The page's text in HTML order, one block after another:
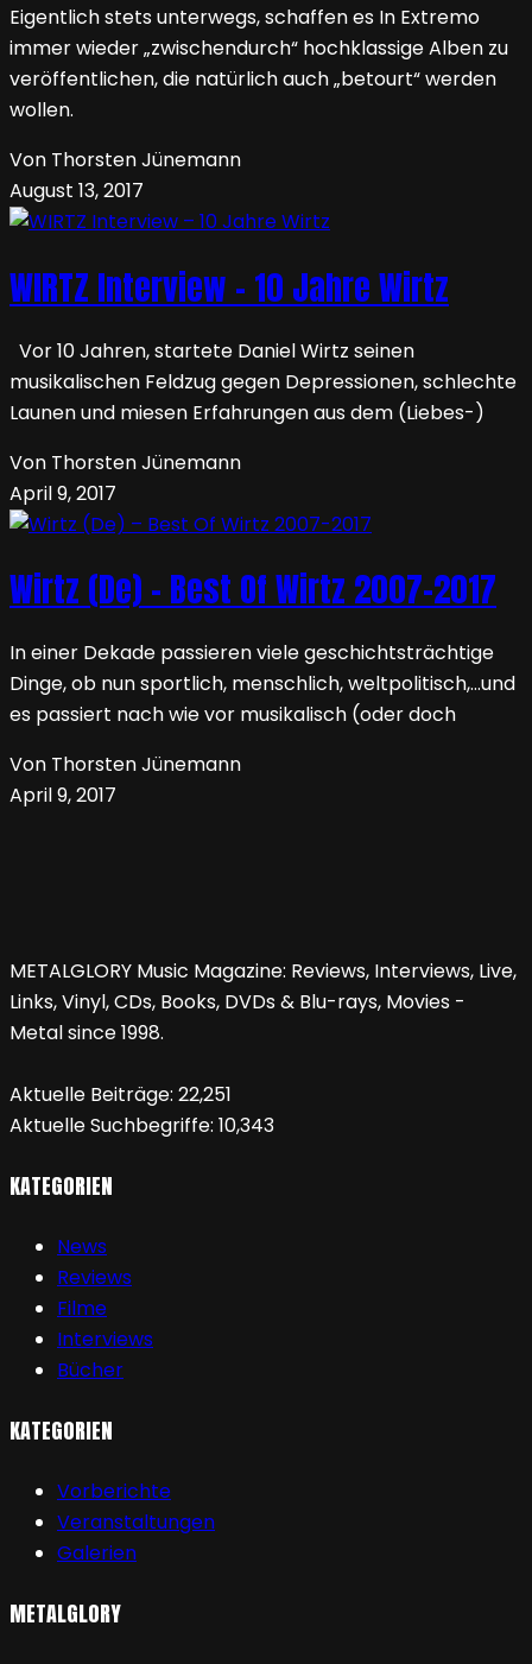
Eigentlich stets unterwegs, schaffen es In Extremo
immer wieder „zwischendurch“ hochklassige Alben zu
veröffentlichen, die natürlich auch „betourt“ werden
wollen.
Von Thorsten Jünemann
August 13, 2017
WIRTZ Interview – 10 Jahre Wirtz
Vor 10 Jahren, startete Daniel Wirtz seinen
musikalischen Feldzug gegen Depressionen, schlechte
Launen und miesen Erfahrungen aus dem (Liebes-)
Von Thorsten Jünemann
April 9, 2017
Wirtz (De) – Best Of Wirtz 2007-2017
In einer Dekade passieren viele geschichtsträchtige
Dinge, ob nun sportlich, menschlich, weltpolitisch,…und
es passiert nach wie vor musikalisch (oder doch
Von Thorsten Jünemann
April 9, 2017
METALGLORY Music Magazine: Reviews, Interviews, Live,
Links, Vinyl, CDs, Books, DVDs & Blu-rays, Movies -
Metal since 1998.
Aktuelle Beiträge: 22,251
Aktuelle Suchbegriffe: 10,343
KATEGORIEN
News
Reviews
Filme
Interviews
Bücher
KATEGORIEN
Vorberichte
Veranstaltungen
Galerien
METALGLORY